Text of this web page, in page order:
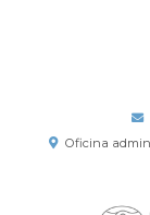
Oficina